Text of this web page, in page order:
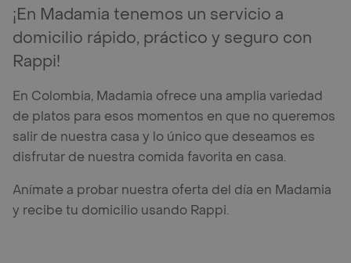
¡En Madamia tenemos un servicio a
domicilio rápido, práctico y seguro con
Rappi!
En Colombia, Madamia ofrece una amplia variedad
de platos para esos momentos en que no queremos
salir de nuestra casa y lo único que deseamos es
disfrutar de nuestra comida favorita en casa.
Anímate a probar nuestra oferta del día en Madamia
y recibe tu domicilio usando Rappi.